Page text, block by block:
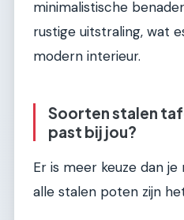
minimalistische
rustige uitstraling, wat
modern interieur.
Soorten stalen
past bij jou?
Er is meer keuze dan
alle stalen poten zijn